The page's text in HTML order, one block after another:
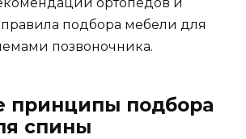
подбора мебели для
позвоночника.
принципы подбора
спины